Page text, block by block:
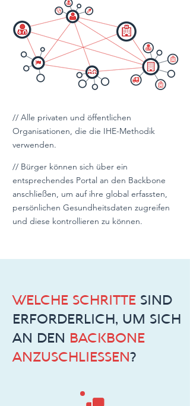
// Alle privaten und öffentlichen
Organisationen, die die IHE-Methodik
verwenden.
// Bürger können sich über ein
entsprechendes Portal an den Backbone
anschließen, um auf ihre global erfassten,
persönlichen Gesundheitsdaten zugreifen
und diese kontrollieren zu können.
WELCHE SCHRITTE SIND
ERFORDERLICH, UM SICH
AN DEN BACKBONE
ANZUSCHLIESSEN?